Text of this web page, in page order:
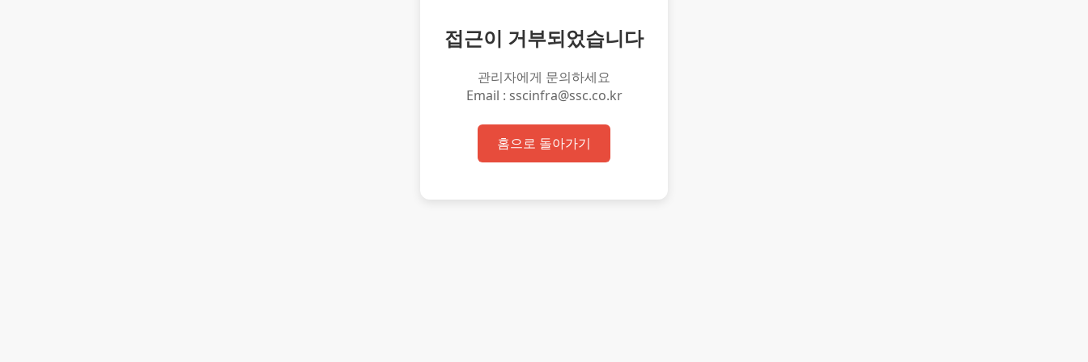
접근이 거부되었습니다
관리자에게 문의하세요
Email : sscinfra@ssc.co.kr
홈으로 돌아가기